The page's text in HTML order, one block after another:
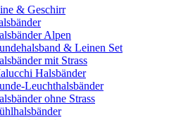
& Geschirr
Alpen
& Leinen Set
mit Strass
Halsbänder
Leuchthalsbänder
ohne Strass